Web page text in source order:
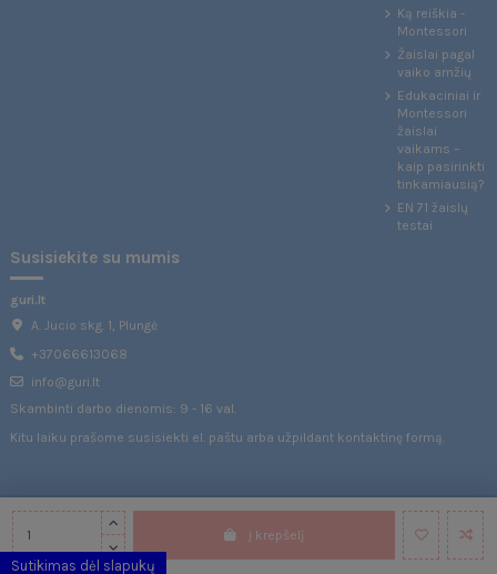
Į krepšelį
Ką reiškia -
Montessori
Žaislai pagal
vaiko amžių
Edukaciniai ir
Montessori
žaislai
vaikams –
kaip pasirinkti
tinkamiausią?
EN 71 žaislų
testai
Susisiekite su mumis
guri.lt
A. Jucio skg. 1, Plungė
+37066613068
info@guri.lt
Skambinti darbo dienomis: 9 - 16 val.
Kitu laiku prašome susisiekti el. paštu arba užpildant kontaktinę formą.
@guri.lt
Sutikimas dėl slapukų